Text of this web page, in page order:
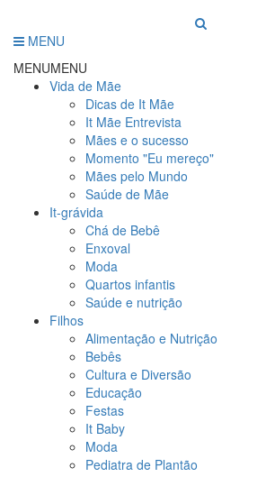
MENU
MENUMENU
Vida de Mãe
Dicas de It Mãe
It Mãe Entrevista
Mães e o sucesso
Momento "Eu mereço"
Mães pelo Mundo
Saúde de Mãe
It-grávida
Chá de Bebê
Enxoval
Moda
Quartos infantis
Saúde e nutrição
Filhos
Alimentação e Nutrição
Bebês
Cultura e Diversão
Educação
Festas
It Baby
Moda
Pediatra de Plantão